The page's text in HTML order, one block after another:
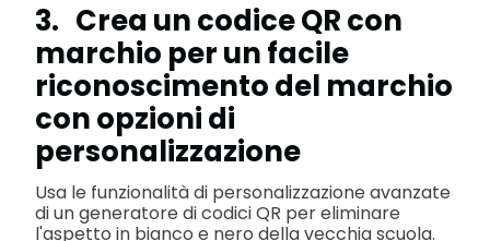
3. Crea un codice QR con
marchio per un facile
riconoscimento del marchio
con opzioni di
personalizzazione
Usa le funzionalità di personalizzazione avanzate
di un generatore di codici QR per eliminare
l'aspetto in bianco e nero della vecchia scuola.